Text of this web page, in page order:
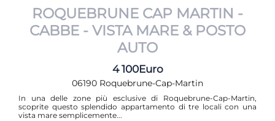
ROQUEBRUNE CAP MARTIN -
CABBE - VISTA MARE & POSTO
AUTO
4 100Euro
06190 Roquebrune-Cap-Martin
In una delle zone più esclusive di Roquebrune-Cap-Martin,
scoprite questo splendido appartamento di tre locali con una
vista mare semplicemente...